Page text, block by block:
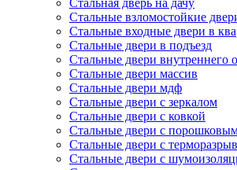
Стальная дверь на дачу
Стальные взломостойкие
Стальные входные двери в
Стальные двери в подъезд
Стальные двери внутреннего
Стальные двери массив
Стальные двери мдф
Стальные двери с зеркалом
Стальные двери с ковкой
Стальные двери с
Стальные двери с
Стальные двери с